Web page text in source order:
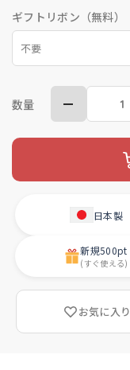
ギフトリボン（無料）
数量
日本製
新規500pt
(すぐ使える)
お気に入り